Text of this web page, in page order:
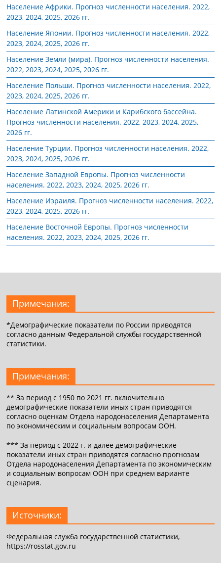
Население Африки. Прогноз численности населения. 2022,
2023, 2024, 2025, 2026 гг.
Население Японии. Прогноз численности населения. 2022,
2023, 2024, 2025, 2026 гг.
Население Земли (мира). Прогноз численности населения.
2022, 2023, 2024, 2025, 2026 гг.
Население Польши. Прогноз численности населения. 2022,
2023, 2024, 2025, 2026 гг.
Население Латинской Америки и Карибского бассейна.
Прогноз численности населения. 2022, 2023, 2024, 2025,
2026 гг.
Население Турции. Прогноз численности населения. 2022,
2023, 2024, 2025, 2026 гг.
Население Западной Европы. Прогноз численности
населения. 2022, 2023, 2024, 2025, 2026 гг.
Население Израиля. Прогноз численности населения. 2022,
2023, 2024, 2025, 2026 гг.
Население Восточной Европы. Прогноз численности
населения. 2022, 2023, 2024, 2025, 2026 гг.
Примечания:
*Демографические показатели по России приводятся
согласно данным Федеральной службы государственной
статистики.
Примечания:
** За период с 1950 по 2021 гг. включительно
демографические показатели иных стран приводятся
согласно оценкам Отдела народонаселения Департамента
по экономическим и социальным вопросам ООН.
*** За период с 2022 г. и далее демографические
показатели иных стран приводятся согласно прогнозам
Отдела народонаселения Департамента по экономическим
и социальным вопросам ООН при среднем варианте
сценария.
Источники:
Федеральная служба государственной статистики,
https://rosstat.gov.ru